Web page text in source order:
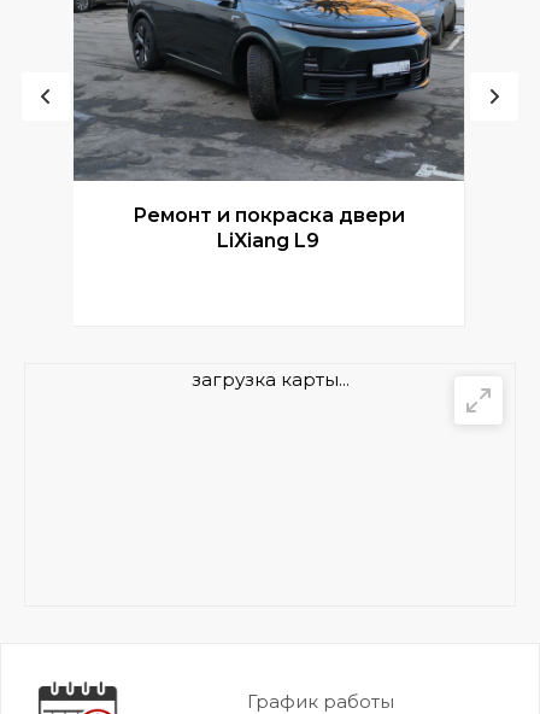
Ремонт и покраска двери
LiXiang L9
загрузка карты...
График работы